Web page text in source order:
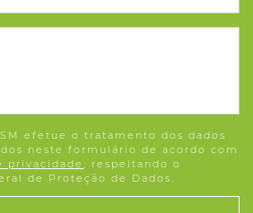
efetue o tratamento dos dados
neste formulário de acordo com
privacidade , respeitando o
de Proteção de Dados.